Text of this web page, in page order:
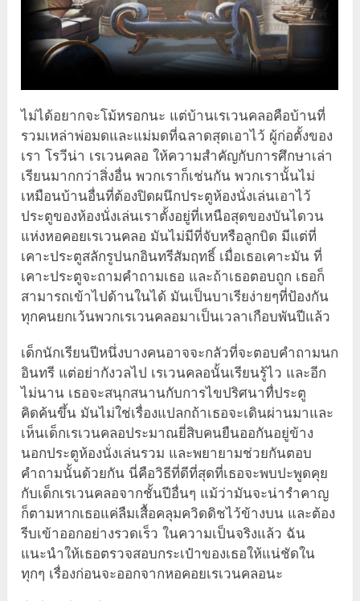
ไม่ได้อยากจะโม้หรอกนะ แต่บ้านเรเวนคลอคือบ้านที่
รวมเหล่าพ่อมดและแม่มดที่ฉลาดสุดเอาไว้ ผู้ก่อตั้งของ
เรา โรวีน่า เรเวนคลอ ให้ความสำคัญกับการศึกษาเล่า
เรียนมากกว่าสิ่งอื่น พวกเราก็เช่นกัน พวกเรานั้นไม่
เหมือนบ้านอื่นที่ต้องปิดผนึกประตูห้องนั่งเล่นเอาไว้
ประตูของห้องนั่งเล่นเราตั้งอยู่ที่เหนือสุดของบันไดวน
แห่งหอคอยเรเวนคลอ มันไม่มีที่จับหรือลูกบิด มีแต่ที่
เคาะประตูสลักรูปนกอินทรีสัมฤทธิ์ เมื่อเธอเคาะมัน ที่
เคาะประตูจะถามคำถามเธอ และถ้าเธอตอบถูก เธอก็
สามารถเข้าไปด้านในได้ มันเป็นบาเรียง่ายๆที่ป้องกัน
ทุกคนยกเว้นพวกเรเวนคลอมาเป็นเวลาเกือบพันปีแล้ว
เด็กนักเรียนปีหนึ่งบางคนอาจจะกลัวที่จะตอบคำถามนก
อินทรี แต่อย่ากังวลไป เรเวนคลอนั้นเรียนรู้ไว และอีก
ไม่นาน เธอจะสนุกสนานกับการไขปริศนาทื่ประตู
คิดค้นขึ้น มันไม่ใช่เรื่องแปลกถ้าเธอจะเดินผ่านมาและ
เห็นเด็กเรเวนคลอประมาณยี่สิบคนยืนออกันอยู่ข้าง
นอกประตูห้องนั่งเล่นรวม และพยายามช่วยกันตอบ
คำถามนั้นด้วยกัน นี่คือวิธีที่ดีที่สุดที่เธอจะพบปะพูดคุย
กับเด็กเรเวนคลอจากชั้นปีอื่นๆ แม้ว่ามันจะน่ารำคาญ
ก็ตามหากเธอแค่ลืมเสื้อคลุมควิดดิชไว้ข้างบน และต้อง
รีบเข้าออกอย่างรวดเร็ว ในความเป็นจริงแล้ว ฉัน
แนะนำให้เธอตรวจสอบกระเป๋าของเธอให้แน่ชัดใน
ทุกๆ เรื่องก่อนจะออกจากหอคอยเรเวนคลอนะ